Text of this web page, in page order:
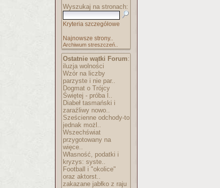
Wyszukaj na stronach:
Kryteria szczegółowe
Najnowsze strony..
Archiwum streszczeń..
Ostatnie wątki Forum:
iluzja wolności
Wzór na liczby
parzyste i nie par..
Dogmat o Trójcy
Świętej - próba l..
Diabeł tasmański i
zaraźliwy nowo..
Sześcienne odchody-to
jednak możl..
Wszechświat
przygotowany na
więce..
Własność, podatki i
kryzys: syste..
Football i "okolice"
oraz aktorst..
zakazane jabłko z raju